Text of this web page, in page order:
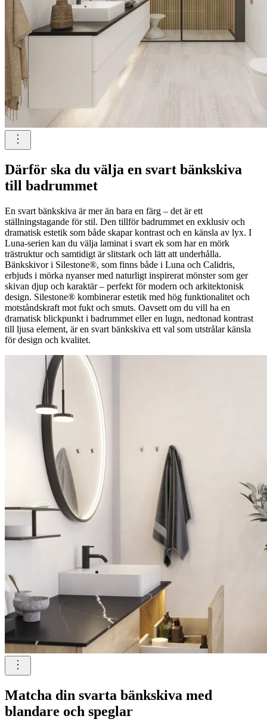
Därför ska du välja en svart bänkskiva
till badrummet
En svart bänkskiva är mer än bara en färg – det är ett
ställningstagande för stil. Den tillför badrummet en exklusiv och
dramatisk estetik som både skapar kontrast och en känsla av lyx. I
Luna-serien kan du välja laminat i svart ek som har en mörk
trästruktur och samtidigt är slitstark och lätt att underhålla.
Bänkskivor i Silestone®, som finns både i Luna och Calidris,
erbjuds i mörka nyanser med naturligt inspirerat mönster som ger
skivan djup och karaktär – perfekt för modern och arkitektonisk
design. Silestone® kombinerar estetik med hög funktionalitet och
motståndskraft mot fukt och smuts. Oavsett om du vill ha en
dramatisk blickpunkt i badrummet eller en lugn, nedtonad kontrast
till ljusa element, är en svart bänkskiva ett val som utstrålar känsla
för design och kvalitet.
Matcha din svarta bänkskiva med
blandare och speglar